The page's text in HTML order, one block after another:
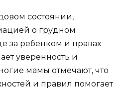
состоянии,
о грудном
за ребенком и правах
уверенность и
мамы отмечают, что
и правил помогает